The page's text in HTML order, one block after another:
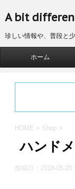
A bit
珍しい情報や、普段と
ホーム
HOME > Shop >
ハンド
投稿日：2018-05-20